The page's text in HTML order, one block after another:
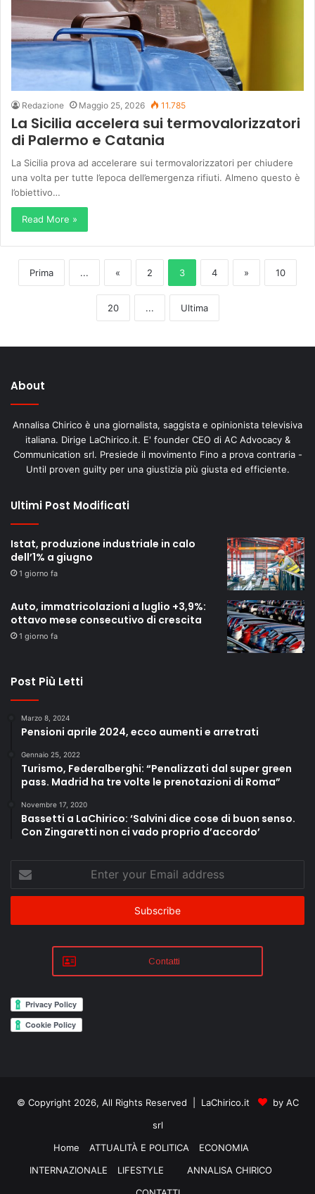
Redazione Maggio 25, 2026 11.785
La Sicilia accelera sui termovalorizzatori
di Palermo e Catania
La Sicilia prova ad accelerare sui termovalorizzatori per chiudere
una volta per tutte l’epoca dell’emergenza rifiuti. Almeno questo è
l’obiettivo…
Read More »
Prima ... « 2 3 4 » 10
20 ... Ultima
About
Annalisa Chirico è una giornalista, saggista e opinionista televisiva
italiana. Dirige LaChirico.it. E' founder CEO di AC Advocacy &
Communication srl. Presiede il movimento Fino a prova contraria -
Until proven guilty per una giustizia più giusta ed efficiente.
Ultimi Post Modificati
Istat, produzione industriale in calo
dell’1% a giugno
1 giorno fa
Auto, immatricolazioni a luglio +3,9%:
ottavo mese consecutivo di crescita
1 giorno fa
Post Più Letti
Marzo 8, 2024
Pensioni aprile 2024, ecco aumenti e arretrati
Gennaio 25, 2022
Turismo, Federalberghi: “Penalizzati dal super green
pass. Madrid ha tre volte le prenotazioni di Roma”
Novembre 17, 2020
Bassetti a LaChirico: ‘Salvini dice cose di buon senso.
Con Zingaretti non ci vado proprio d’accordo’
Enter
your
Email
Contatti
© Copyright 2026, All Rights Reserved | LaChirico.it
by AC
srl
Home
ATTUALITÀ E POLITICA
ECONOMIA
INTERNAZIONALE
LIFESTYLE
ANNALISA CHIRICO